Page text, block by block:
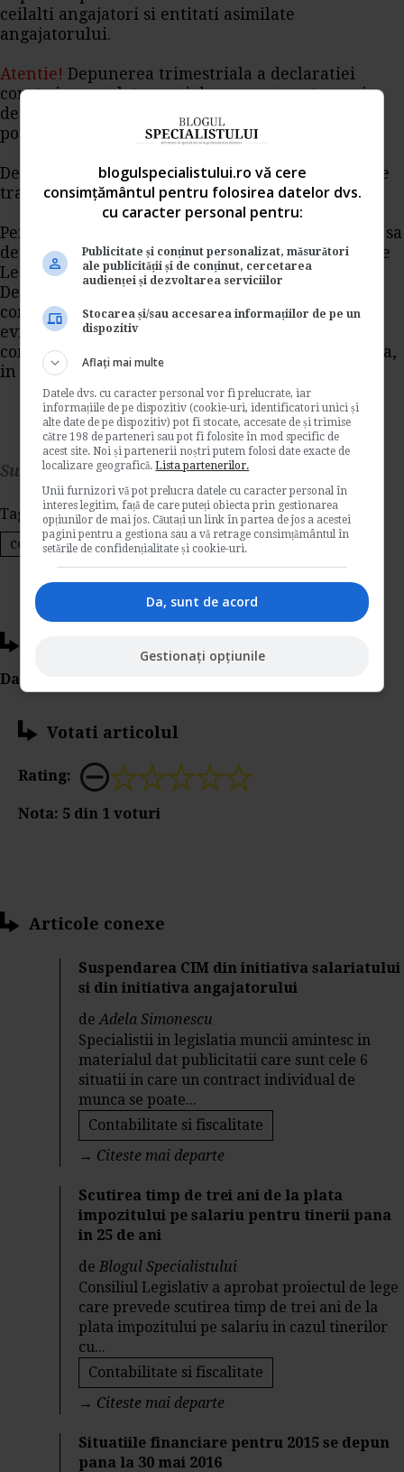
ceilalti angajatori si entitati asimilate
angajatorului.
Atentie! Depunerea trimestriala a declaratiei
consta in completarea si depunerea acate unei
declaratii pentru fiecare luna din trimestru,
potrivit art.296^19 alin. (1^2) din Codul fiscal.
Declaratia se depune prin mijloace electronice de
transmitere la distanta, conform legii.
Pentru depunerea declaratiei, platitorul trebuie sa
detina un certificat calificat, eliberat in conditiile
Legii nr.455/2001 privind semnatura electronica.
Declaratia privind obligatiile de plata a
contributiilor sociale, impozitului pe venit si
evidenta nominala a persoanelor asigurate se
completeaza cu ajutorul programului de asistenta,
in format PDF.
Sursa: asistenta-contribuabili.ro
Tags: declaratia 112 actualizare
versiune
contributiile sociale individuale
angajatori
Da Like, Printeaza sau trimite pe Email!
Votati articolul
Rating:
Nota: 5 din 1 voturi
Articole conexe
Suspendarea CIM din initiativa salariatului
si din initiativa angajatorului
deAdela Simonescu
Specialistii in legislatia muncii amintesc in
materialul dat publicitatii care sunt cele 6
situatii in care un contract individual de
munca se poate...
Contabilitate si fiscalitate
→ Citeste mai departe
Scutirea timp de trei ani de la plata
impozitului pe salariu pentru tinerii pana
in 25 de ani
deBlogul Specialistului
Consiliul Legislativ a aprobat proiectul de lege
care prevede scutirea timp de trei ani de la
plata impozitului pe salariu in cazul tinerilor
cu...
Contabilitate si fiscalitate
→ Citeste mai departe
Situatiile financiare pentru 2015 se depun
pana la 30 mai 2016
blogulspecialistului.ro vă cere
consimțământul pentru folosirea datelor dvs.
cu caracter personal pentru:
Publicitate și conținut personalizat, măsurători
ale publicității și de conținut, cercetarea
audienței și dezvoltarea serviciilor
Stocarea și/sau accesarea informațiilor de pe un
dispozitiv
Aflați mai multe
Datele dvs. cu caracter personal vor fi prelucrate, iar
informațiile de pe dispozitiv (cookie-uri, identificatori unici și
alte date de pe dispozitiv) pot fi stocate, accesate de și trimise
către 198 de parteneri sau pot fi folosite în mod specific de
acest site. Noi și partenerii noștri putem folosi date exacte de
localizare geografică.Lista partenerilor.
Unii furnizori vă pot prelucra datele cu caracter personal în
interes legitim, față de care puteți obiecta prin gestionarea
opțiunilor de mai jos. Căutați un link în partea de jos a acestei
pagini pentru a gestiona sau a vă retrage consimțământul în
setările de confidențialitate și cookie-uri.
Da, sunt de acord
Gestionați opțiunile